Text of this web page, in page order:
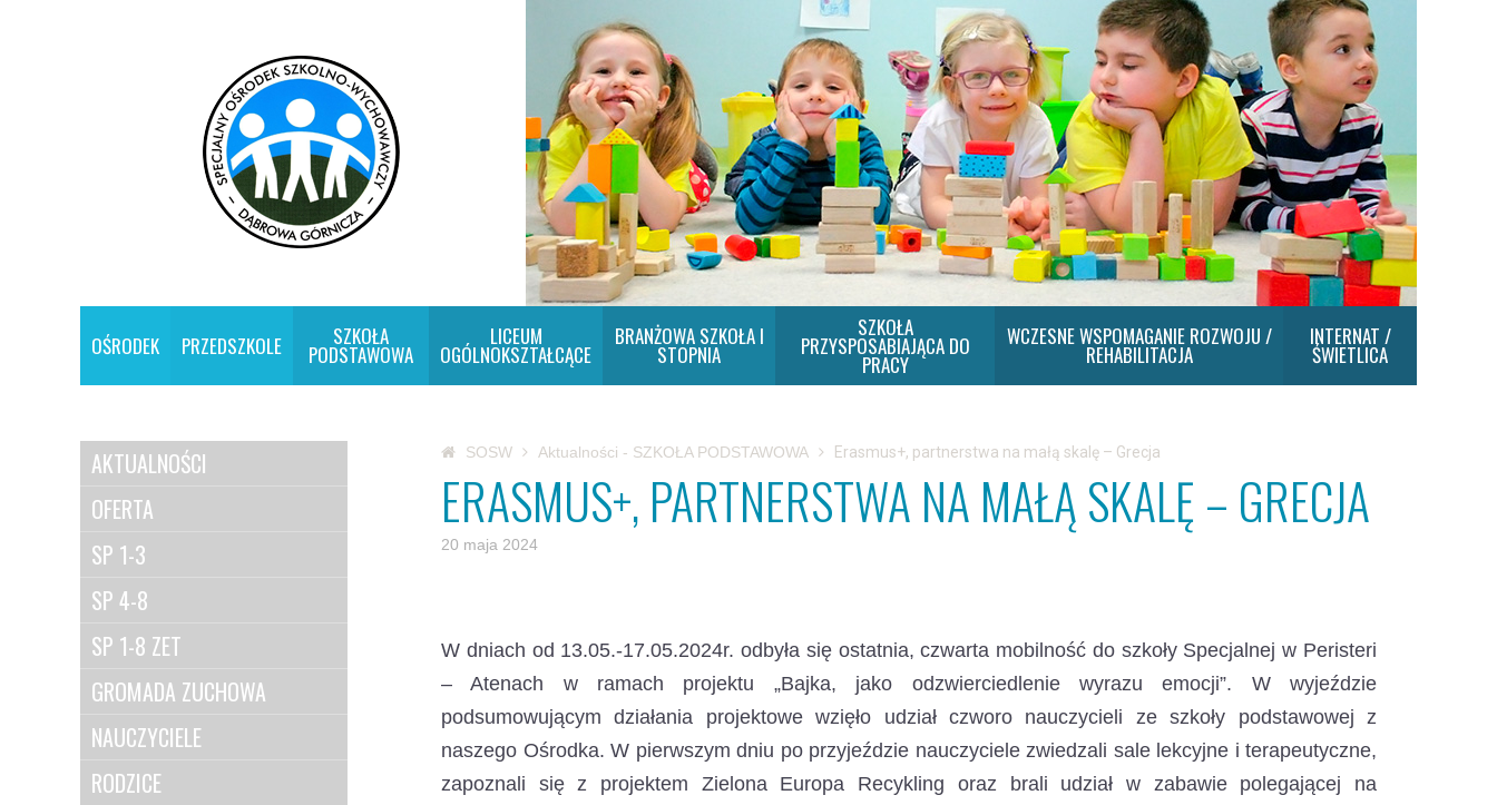
OŚRODEK PRZEDSZKOLE SZKOŁA
PODSTAWOWA
LICEUM
OGÓLNOKSZTAŁCĄCE
BRANŻOWA SZKOŁA I
STOPNIA
SZKOŁA
PRZYSPOSABIAJĄCA DO
PRACY
WCZESNE WSPOMAGANIE ROZWOJU /
REHABILITACJA
INTERNAT /
ŚWIETLICA
AKTUALNOŚCI
OFERTA
SP 1-3
SP 4-8
SP 1-8 ZET
GROMADA ZUCHOWA
NAUCZYCIELE
RODZICE
SOSW Aktualności - SZKOŁA PODSTAWOWA Erasmus+, partnerstwa na małą skalę – Grecja
ERASMUS+, PARTNERSTWA NA MAŁĄ SKALĘ – GRECJA
20 maja 2024
W dniach od 13.05.-17.05.2024r. odbyła się ostatnia, czwarta mobilność do szkoły Specjalnej w Peristeri
– Atenach w ramach projektu „Bajka, jako odzwierciedlenie wyrazu emocji”. W wyjeździe
podsumowującym działania projektowe wzięło udział czworo nauczycieli ze szkoły podstawowej z
naszego Ośrodka. W pierwszym dniu po przyjeździe nauczyciele zwiedzali sale lekcyjne i terapeutyczne,
zapoznali się z projektem Zielona Europa Recykling oraz brali udział w zabawie polegającej na